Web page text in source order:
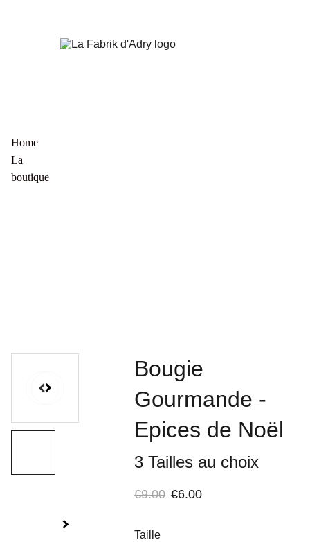
Home
La
boutique
Bougie
Gourmande -
Epices de Noël
3 Tailles au choix
€9.00 €6.00
Taille